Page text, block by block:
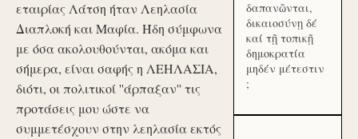
εταιρίας Λάτση ήταν Λεηλασία
Διαπλοκή και Μαφία. Ήδη σύμφωνα
με όσα ακολουθούνται, ακόμα και
σήμερα, είναι σαφής η ΛΕΗΛΑΣΙΑ,
διότι, οι πολιτικοί ''άρπαξαν'' τις
προτάσεις μου ώστε να
συμμετέσχουν στην λεηλασία εκτός
δαπανῶνται,
δικαιοσύνῃ δέ
καί τῇ τοπικῇ
δημοκρατία
μηδέν μέτεστιν
;